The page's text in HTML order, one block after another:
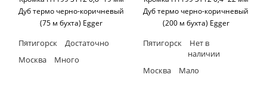
Дуб термо черно-коричневый
(75 м бухта) Egger
Пятигорск
Достаточно
Москва
Много
Дуб термо черно-коричневый
(200 м бухта) Egger
Пятигорск
Нет в
наличии
Москва
Мало